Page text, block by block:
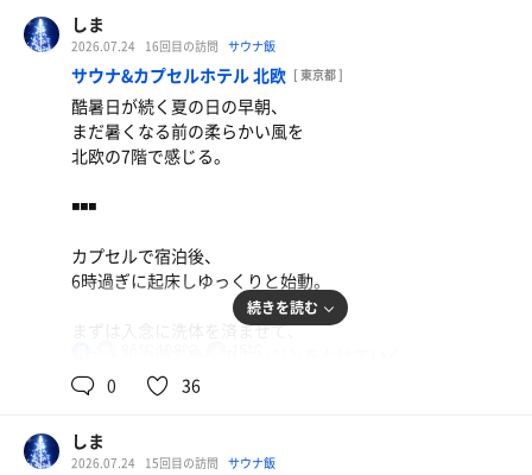
DAKARA
スムーズに6セットのルーチンをこなした。
水車が故障中だったためセルフロウリュだったが
そのせいか湿度がかなり高めで滝汗必至。
自分は好みの設定なので、バチバチに調った。
ここは内気浴のみだが、
空気がしっかりと循環していて、
約２時間、楽しませてもらいました。
また夜の時間に来よう。
しま
2026.07.24 16回目の訪問 サウナ飯
サウナ&カプセルホテル 北欧 [ 東京都 ]
酷暑日が続く夏の日の早朝、
まだ暑くなる前の柔らかい風を
北欧の7階で感じる。
◾️◾️◾️
カプセルで宿泊後、
6時過ぎに起床しゆっくりと始動。
まずは入念に洗体を済ませて、
時間をかけて汗を流し
体の中のいろいろな循環を確認。
続きを読む
0 36
しま
2026.07.24 15回目の訪問 サウナ飯